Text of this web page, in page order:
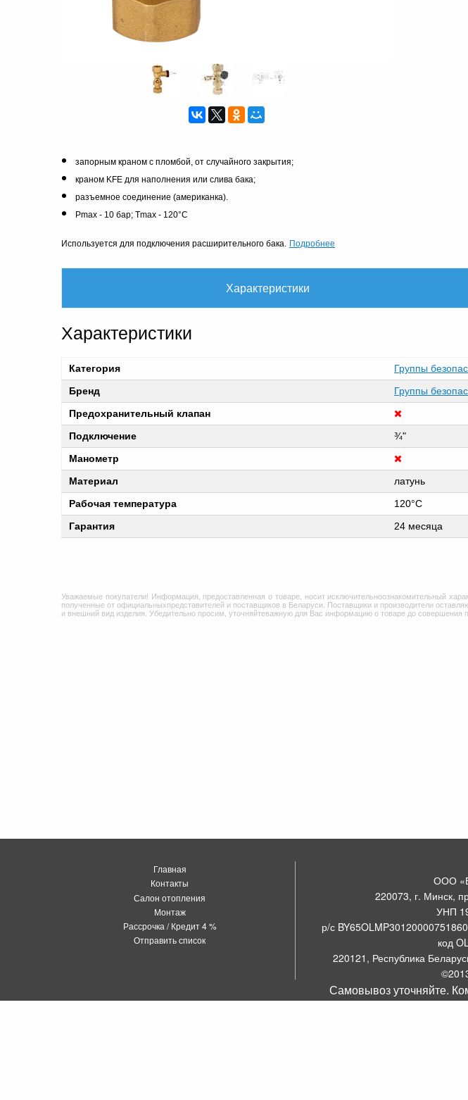
запорным краном с пломбой, от случайного закрытия;
краном KFE для наполнения или слива бака;
разъемное соединение (американка).
Pmax - 10 бар; Tmax - 120°C
Используется для подключения расширительного бака. Подробнее
Характеристики
Характеристики
Категория
Группы
Бренд
Группы
Предохранительный клапан
Подключение
¾"
Манометр
Материал
латунь
Рабочая температура
120°C
Гарантия
24 месяца
Уважаемые покупатели! Информация, предоставленная о товаре, носит исключительноознакомительный
полученные от официальныхпредставителей и поставщиков в Беларуси. Поставщики и производители
и внешний вид изделия. Убедительно просим, уточняйтеважную для Вас информацию о товаре до совершения
Главная
Контакты
Салон отопления
Монтаж
Рассрочка / Кредит 4 %
Отправить список
ООО
220073, г. Минск,
УНП
р/с
код
220121, Республика
Пн-Пт:10:05-
Самовывоз уточняйте.